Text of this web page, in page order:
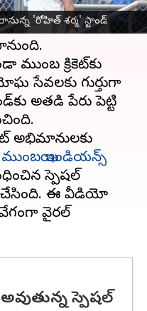
'రోహిత్ శ‌ర్మ' స్టాండ్
స్టేడియంలోరోహిత్
నేటి నుంచి
క్రికెట్‌కు
సేవలకు గుర్తుగా
అతడి పేరు పెట్టి
అభిమానులకు
ముంబయి ఇండియన్స్
స్పెషల్
చేసింది. ఈ వీడియో
వైరల్
స్పెషల్